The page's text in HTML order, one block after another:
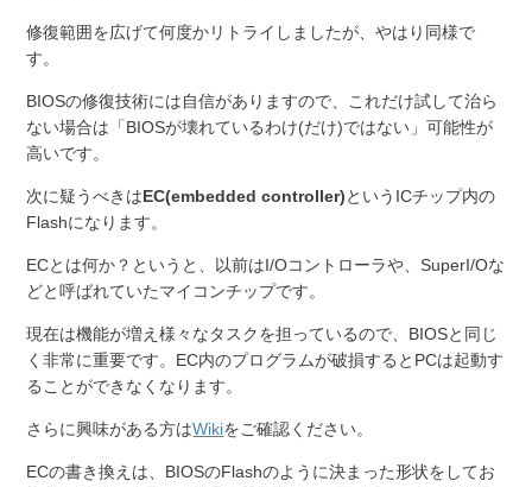
修復範囲を広げて何度かリトライしましたが、やはり同様で
す。
BIOSの修復技術には自信がありますので、これだけ試して治ら
ない場合は「BIOSが壊れているわけ(だけ)ではない」可能性が
高いです。
次に疑うべきはEC(embedded controller)というICチップ内の
Flashになります。
ECとは何か？というと、以前はI/Oコントローラや、SuperI/Oな
どと呼ばれていたマイコンチップです。
現在は機能が増え様々なタスクを担っているので、BIOSと同じ
く非常に重要です。EC内のプログラムが破損するとPCは起動す
ることができなくなります。
さらに興味がある方はWikiをご確認ください。
ECの書き換えは、BIOSのFlashのように決まった形状をしてお